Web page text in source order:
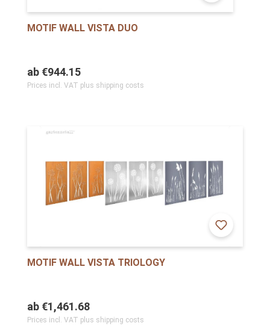
MOTIF WALL VISTA DUO
ab €944.15
Prices incl. VAT plus shipping costs
MOTIF WALL VISTA TRIOLOGY
ab €1,461.68
Prices incl. VAT plus shipping costs